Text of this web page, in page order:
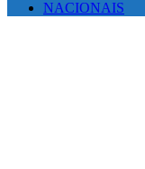
NACIONAIS